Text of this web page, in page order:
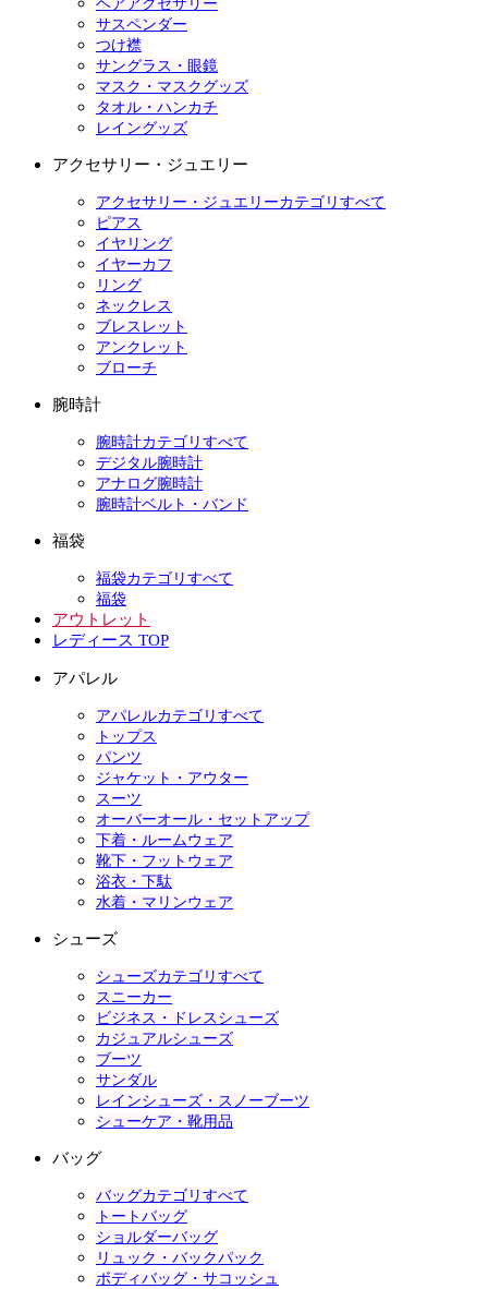
ヘアアクセサリー
サスペンダー
つけ襟
サングラス・眼鏡
マスク・マスクグッズ
タオル・ハンカチ
レイングッズ
アクセサリー・ジュエリー
アクセサリー・ジュエリーカテゴリすべて
ピアス
イヤリング
イヤーカフ
リング
ネックレス
ブレスレット
アンクレット
ブローチ
腕時計
腕時計カテゴリすべて
デジタル腕時計
アナログ腕時計
腕時計ベルト・バンド
福袋
福袋カテゴリすべて
福袋
アウトレット
レディース TOP
アパレル
アパレルカテゴリすべて
トップス
パンツ
ジャケット・アウター
スーツ
オーバーオール・セットアップ
下着・ルームウェア
靴下・フットウェア
浴衣・下駄
水着・マリンウェア
シューズ
シューズカテゴリすべて
スニーカー
ビジネス・ドレスシューズ
カジュアルシューズ
ブーツ
サンダル
レインシューズ・スノーブーツ
シューケア・靴用品
バッグ
バッグカテゴリすべて
トートバッグ
ショルダーバッグ
リュック・バックパック
ボディバッグ・サコッシュ